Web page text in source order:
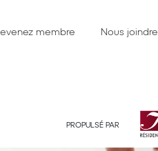
membre Nous joindre
PROPULSÉ PAR